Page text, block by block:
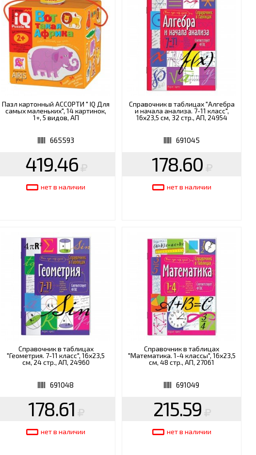
ШКОЛА
Пазл картонный АССОРТИ " IQ Для
самых маленьких", 14 картинок,
1+, 5 видов, АП
665593
419.46
нет в наличии
Справочник в таблицах "Алгебра
и начала анализа. 7-11 класс",
16х23,5 см, 32 стр., АП, 24954
691045
178.60
нет в наличии
Справочник в таблицах
"Геометрия. 7-11 класс", 16х23,5
см, 24 стр., АП, 24960
691048
178.61
нет в наличии
Справочник в таблицах
"Математика. 1-4 классы", 16х23,5
см, 48 стр., АП, 27061
691049
215.59
нет в наличии